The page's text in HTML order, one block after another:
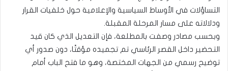
التساؤلات في الأوساط السياسية والإعلامية حول خلفيات القرار
ودلالاته على مسار المرحلة المقبلة.
وبحسب مصادر وصفت بالمطلعة، فإن التعديل الذي كان قيد
التحضير داخل القصر الرئاسي تم تجميده مؤقتًا، دون صدور أي
توضيح رسمي من الجهات المختصة، وهو ما فتح الباب أمام